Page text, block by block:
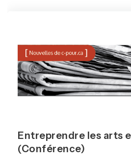
Entreprendre les arts
(Conférence)